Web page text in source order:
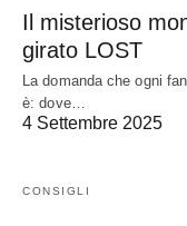
Il misterioso
girato LOST
La domanda che ogni
è: dove…
4 Settembre 2025
CONSIGLI